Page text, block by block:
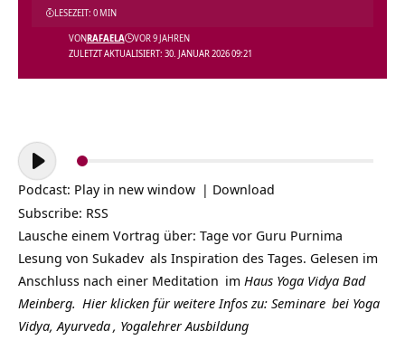
ZULETZT AKTUALISIERT: 30. JANUAR 2026 09:21
VONRAFAELA VOR 9 JAHREN
LESEZEIT: 0 MIN
Audio-
Player
Podcast: Play in new window | Download
Subscribe: RSS
Lausche einem Vortrag über: Tage vor Guru Purnima
Lesung von Sukadev als Inspiration des Tages. Gelesen im
Anschluss nach einer Meditation im Haus Yoga Vidya Bad
Meinberg. Hier klicken für weitere Infos zu: Seminare bei Yoga
Vidya,Ayurveda, Yogalehrer Ausbildung